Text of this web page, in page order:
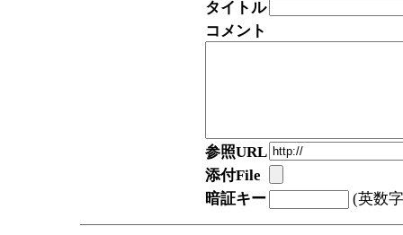
タイトル
コメント
参照URL
添付File
暗証キー
(英数